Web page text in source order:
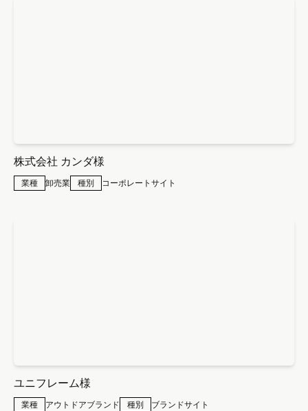
株式会社 カンダ様
業種 卸売業 種別 コーポレートサイト
ユニフレーム様
業種 アウトドアブランド 種別 ブランドサイト